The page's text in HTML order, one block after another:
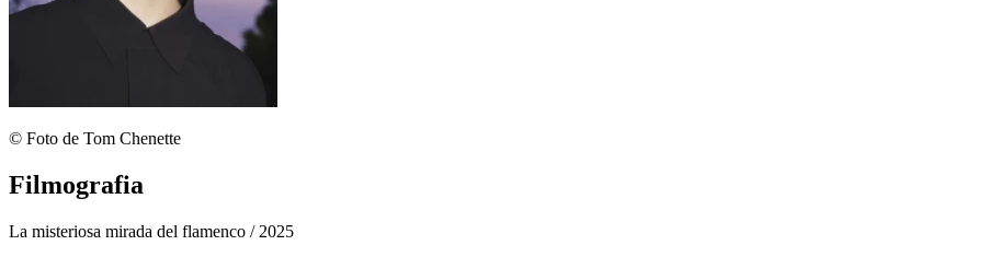
© Foto de Tom Chenette
Filmografia
La misteriosa mirada del flamenco / 2025